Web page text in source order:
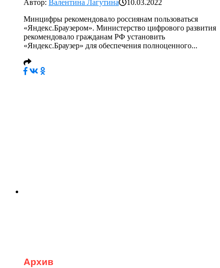
Автор: Валентина Лагутина
10.03.2022
Минцифры рекомендовало россиянам пользоваться
«Яндекс.Браузером». Министерство цифрового развития
рекомендовало гражданам РФ установить
«Яндекс.Браузер» для обеспечения полноценного...
Архив